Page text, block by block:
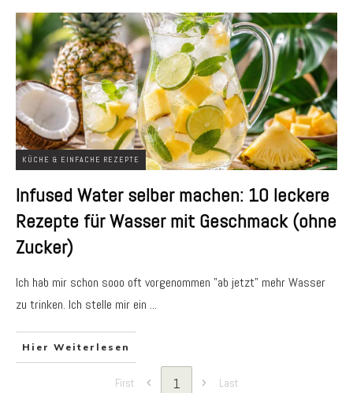
KÜCHE & EINFACHE REZEPTE
Infused Water selber machen: 10 leckere
Rezepte für Wasser mit Geschmack (ohne
Zucker)
Ich hab mir schon sooo oft vorgenommen "ab jetzt" mehr Wasser
zu trinken. Ich stelle mir ein ...
Hier Weiterlesen
First 1 Last